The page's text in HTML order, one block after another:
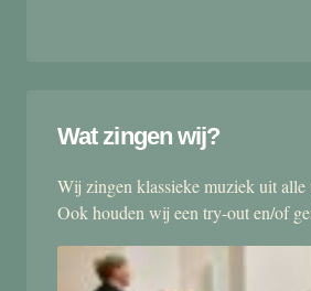
Wat zingen wij?
Wij zingen klassieke muziek uit alle
Ook houden wij een try-out en/of